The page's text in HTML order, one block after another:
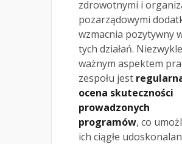
zdrowotnymi i
pozarządowymi
wzmacnia pozytywny
tych działań. Niezwykle
ważnym aspektem
zespołu jest
ocena skuteczności
prowadzonych
programów, co
ich ciągłe